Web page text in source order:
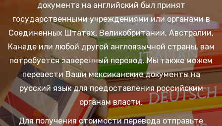
документа на английский был принят
государственными учреждениями или органами в
Соединенных Штатах, Великобритании, Австралии,
Канаде или любой другой англоязычной страны, вам
потребуется заверенный перевод. Мы также можем
перевести Ваши мексиканские документы на
русский язык для предоставления российским
органам власти.
Для получения стоимости перевода отправьте